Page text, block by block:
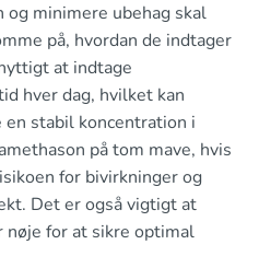
minimere ubehag skal
på, hvordan de indtager
at indtage
hver dag, hvilket kan
stabil koncentration i
på tom mave, hvis
for bivirkninger og
Det er også vigtigt at
for at sikre optimal